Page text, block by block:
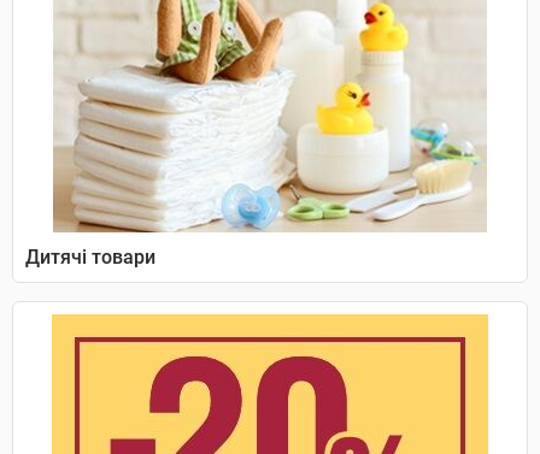
Дитячі товари